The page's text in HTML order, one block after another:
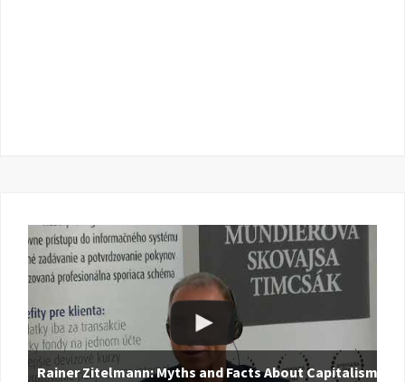
Rainer Zitelmann: Myths and Facts About Capitalism |